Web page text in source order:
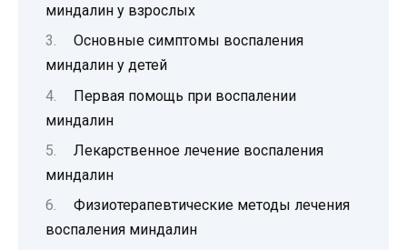
миндалин у взрослых
Основные симптомы воспаления
миндалин у детей
Первая помощь при воспалении
миндалин
Лекарственное лечение воспаления
миндалин
Физиотерапевтические методы лечения
воспаления миндалин